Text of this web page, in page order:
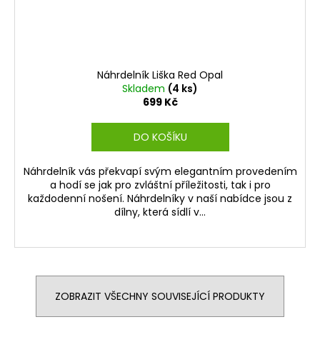
Náhrdelník Liška Red Opal
Skladem (4 ks)
699 Kč
DO KOŠÍKU
Náhrdelník vás překvapí svým elegantním provedením
a hodí se jak pro zvláštní příležitosti, tak i pro
každodenní nošení. Náhrdelníky v naší nabídce jsou z
dílny, která sídlí v...
ZOBRAZIT VŠECHNY SOUVISEJÍCÍ PRODUKTY